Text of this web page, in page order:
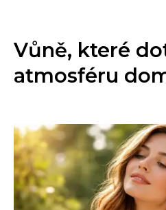
Vůně, které
atmosféru